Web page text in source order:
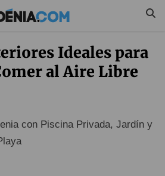
Ideales para
al Aire Libre
con Piscina Privada, Jardín y